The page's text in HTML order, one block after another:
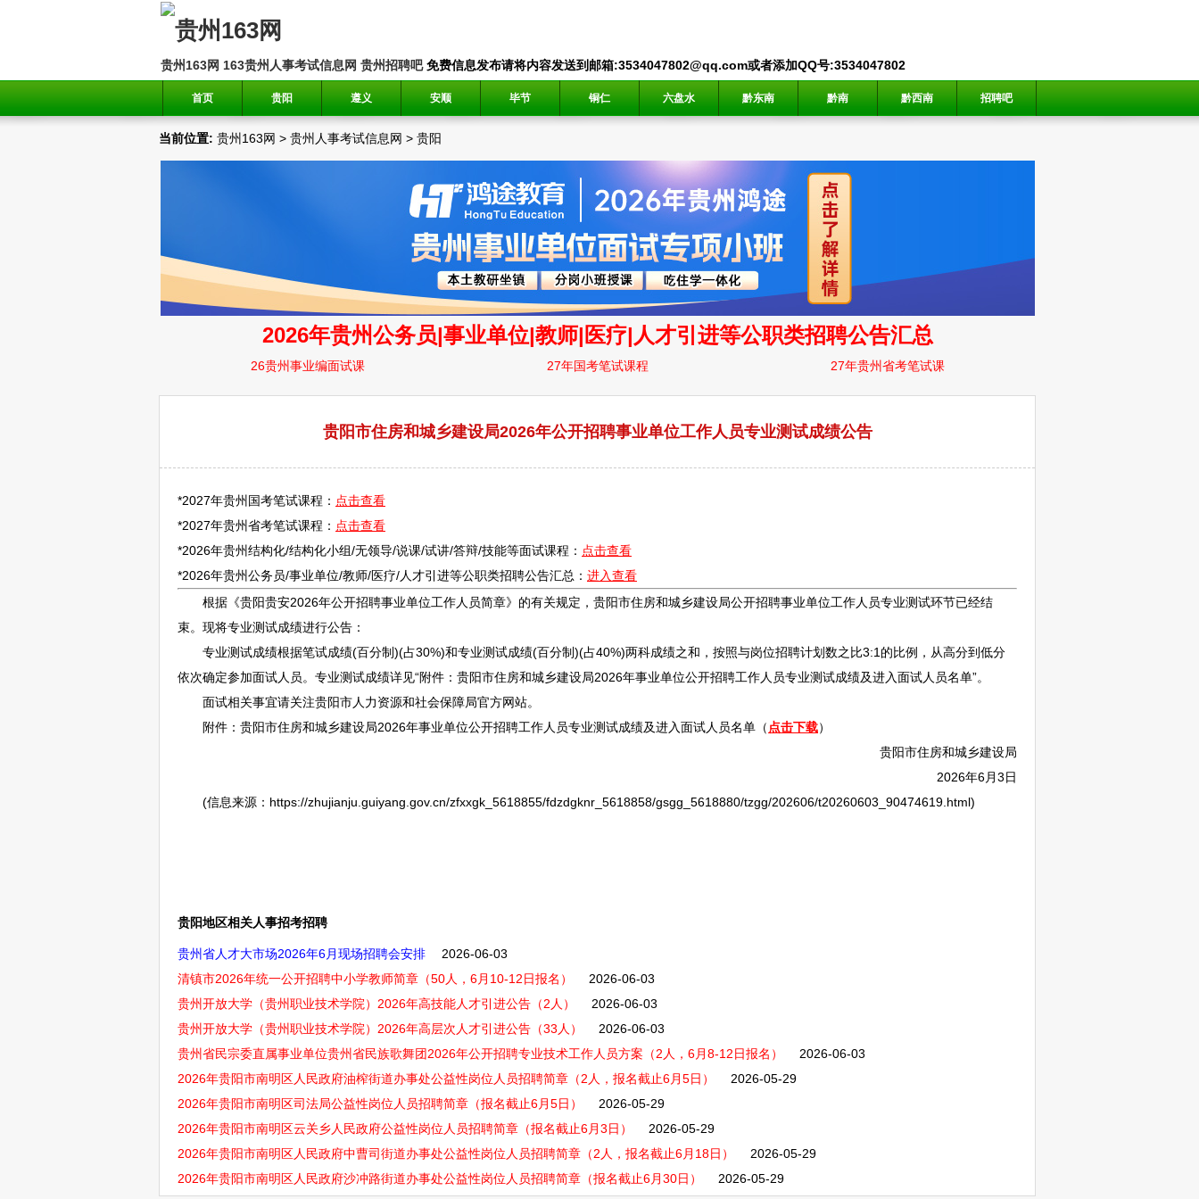
贵州163网 163贵州人事考试信息网 贵州招聘吧免费信息发布请将内容发送到邮箱:3534047802@qq.com或者添加QQ号:3534047802
首页 贵阳 遵义 安顺 毕节 铜仁 六盘水 黔东南 黔南 黔西南 招聘吧
当前位置: 贵州163网 > 贵州人事考试信息网 > 贵阳
贵阳市住房和城乡建设局2026年公开招聘事业单位工作人员专业测试成绩公告
*2027年贵州国考笔试课程： 点击查看
*2027年贵州省考笔试课程： 点击查看
*2026年贵州结构化/结构化小组/无领导/说课/试讲/答辩/技能等面试课程： 点击查看
*2026年贵州公务员/事业单位/教师/医疗/人才引进等公职类招聘公告汇总： 进入查看
根据《贵阳贵安2026年公开招聘事业单位工作人员简章》的有关规定， 贵阳市住房和城乡建设局公开招聘事业单位工作人员专业测试环节已经结
束。现将专业测试成绩进行公告：
专业测试成绩根据笔试成绩(百分制)(占30%)和专业测试成绩(百分制)(占40%)两科成绩之和，按照与岗位招聘计划数之比3:1的比例，从高分到低分
依次确定参加面试人员。专业测试成绩详见“附件： 贵阳市住房和城乡建设局2026年事业单位公开招聘工作人员专业测试成绩及进入面试人员名单”。
面试相关事宜请关注贵阳市人力资源和社会保障局官方网站。
附件： 贵阳市住房和城乡建设局2026年事业单位公开招聘工作人员专业测试成绩及进入面试人员名单（ 点击下载）
贵阳市住房和城乡建设局
2026年6月3日
(信息来源：https://zhujianju.guiyang.gov.cn/zfxxgk_5618855/fdzdgknr_5618858/gsgg_5618880/tzgg/202606/t20260603_90474619.html)
贵阳地区相关人事招考招聘
贵州省人才大市场2026年6月现场招聘会安排
2026-06-03
清镇市2026年统一公开招聘中小学教师简章（50人，6月10-12日报名）
2026-06-03
贵州开放大学（贵州职业技术学院）2026年高技能人才引进公告（2人）
2026-06-03
贵州开放大学（贵州职业技术学院）2026年高层次人才引进公告（33人）
2026-06-03
贵州省民宗委直属事业单位贵州省民族歌舞团2026年公开招聘专业技术工作人员方案（2人，6月8-12日报名）
2026-06-03
2026年贵阳市南明区人民政府油榨街道办事处公益性岗位人员招聘简章（2人，报名截止6月5日）
2026-05-29
2026年贵阳市南明区司法局公益性岗位人员招聘简章（报名截止6月5日）
2026-05-29
2026年贵阳市南明区云关乡人民政府公益性岗位人员招聘简章（报名截止6月3日）
2026-05-29
2026年贵阳市南明区人民政府中曹司街道办事处公益性岗位人员招聘简章（2人，报名截止6月18日）
2026-05-29
2026年贵阳市南明区人民政府沙冲路街道办事处公益性岗位人员招聘简章（报名截止6月30日）
2026-05-29